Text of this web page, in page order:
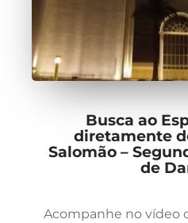
Busca ao
diretamente
Salomão –
de
Acompanhe no vídeo